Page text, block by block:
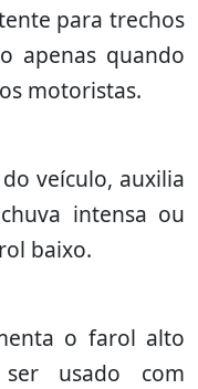
para trechos
apenas quando
motoristas.
veículo, auxilia
intensa ou
baixo.
o farol alto
usado com